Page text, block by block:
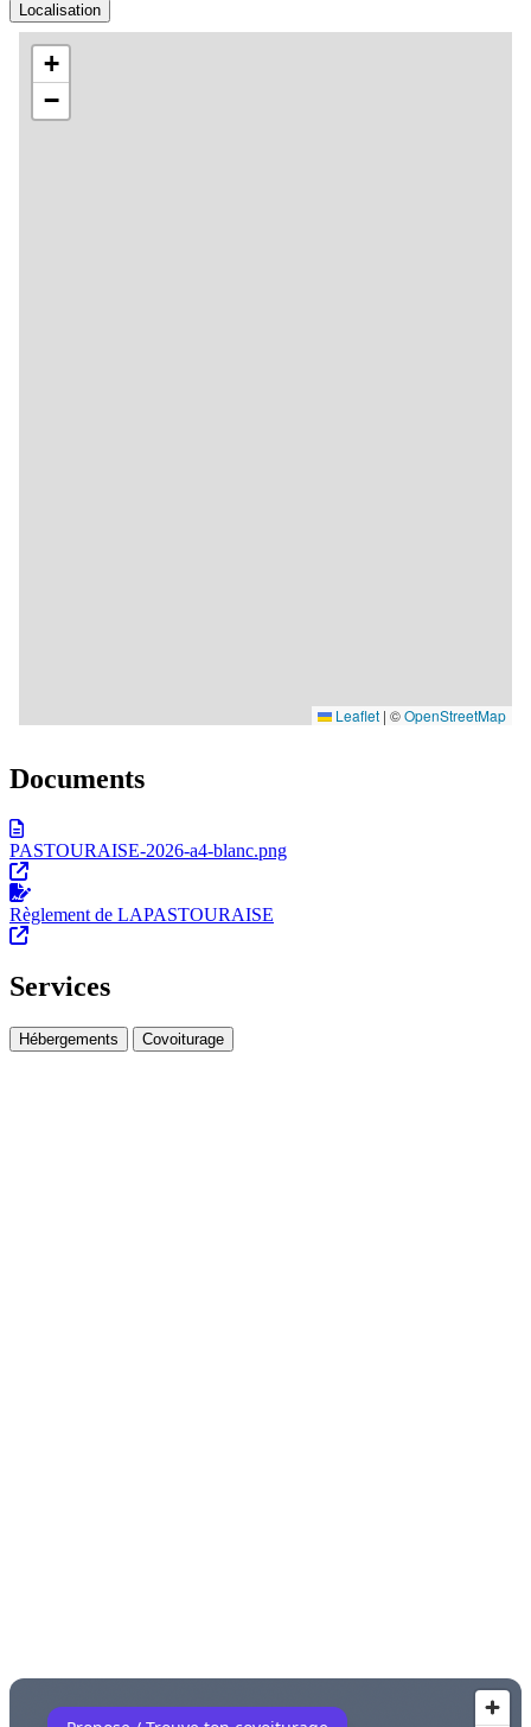
Localisation
Documents
PASTOURAISE-2026-a4-blanc.png
Règlement de LAPASTOURAISE
Services
Hébergements Covoiturage